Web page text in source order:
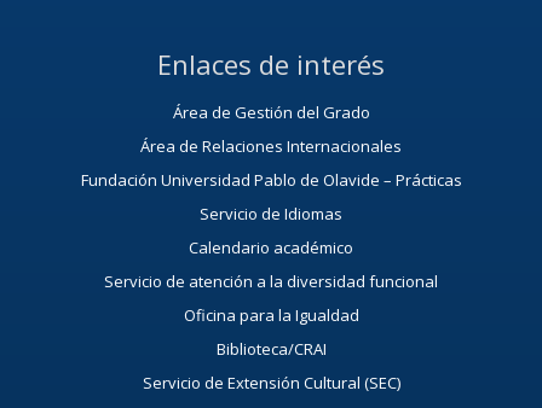
Enlaces de interés
Área de Gestión del Grado
Área de Relaciones Internacionales
Fundación Universidad Pablo de Olavide – Prácticas
Servicio de Idiomas
Calendario académico
Servicio de atención a la diversidad funcional
Oficina para la Igualdad
Biblioteca/CRAI
Servicio de Extensión Cultural (SEC)